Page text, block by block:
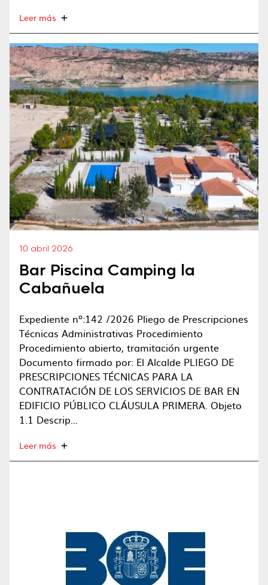
Leer más
10 abril 2026
Bar Piscina Camping la
Cabañuela
Expediente nº:142 /2026 Pliego de Prescripciones
Técnicas Administrativas Procedimiento
Procedimiento abierto, tramitación urgente
Documento firmado por: El Alcalde PLIEGO DE
PRESCRIPCIONES TÉCNICAS PARA LA
CONTRATACIÓN DE LOS SERVICIOS DE BAR EN
EDIFICIO PÚBLICO CLÁUSULA PRIMERA. Objeto
1.1 Descrip...
Leer más